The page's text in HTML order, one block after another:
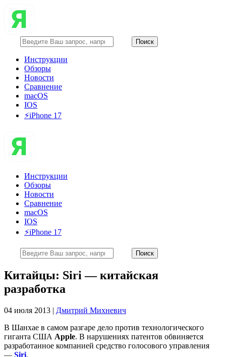
Инструкции
Обзоры
Новости
Сравнение
macOS
IOS
⚡️iPhone 17
Инструкции
Обзоры
Новости
Сравнение
macOS
IOS
⚡️iPhone 17
Китайцы: Siri — китайская
разработка
04 июля 2013 | Дмитрий Михневич
В Шанхае в самом разгаре дело против технологического
гиганта США Apple. В нарушениях патентов обвиняется
разработанное компанией средство голосового управления
— Siri.